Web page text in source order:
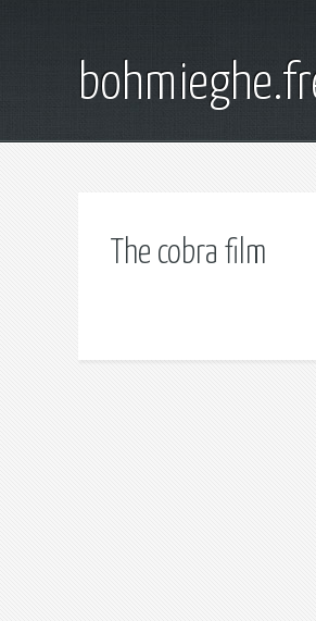
The cobra film